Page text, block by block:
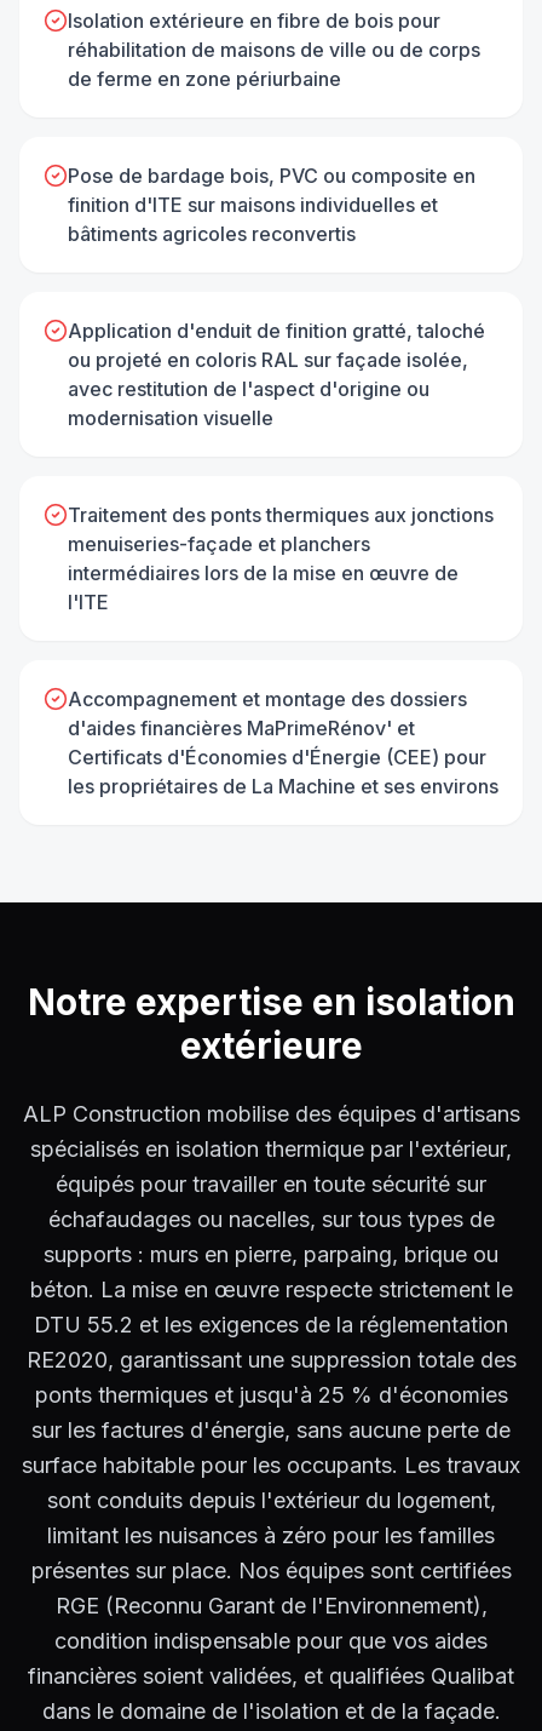
Isolation extérieure en fibre de bois pour
réhabilitation de maisons de ville ou de corps
de ferme en zone périurbaine
Pose de bardage bois, PVC ou composite en
finition d'ITE sur maisons individuelles et
bâtiments agricoles reconvertis
Application d'enduit de finition gratté, taloché
ou projeté en coloris RAL sur façade isolée,
avec restitution de l'aspect d'origine ou
modernisation visuelle
Traitement des ponts thermiques aux jonctions
menuiseries-façade et planchers
intermédiaires lors de la mise en œuvre de
l'ITE
Accompagnement et montage des dossiers
d'aides financières MaPrimeRénov' et
Certificats d'Économies d'Énergie (CEE) pour
les propriétaires de La Machine et ses environs
Notre expertise en isolation
extérieure
ALP Construction mobilise des équipes d'artisans
spécialisés en isolation thermique par l'extérieur,
équipés pour travailler en toute sécurité sur
échafaudages ou nacelles, sur tous types de
supports : murs en pierre, parpaing, brique ou
béton. La mise en œuvre respecte strictement le
DTU 55.2 et les exigences de la réglementation
RE2020, garantissant une suppression totale des
ponts thermiques et jusqu'à 25 % d'économies
sur les factures d'énergie, sans aucune perte de
surface habitable pour les occupants. Les travaux
sont conduits depuis l'extérieur du logement,
limitant les nuisances à zéro pour les familles
présentes sur place. Nos équipes sont certifiées
RGE (Reconnu Garant de l'Environnement),
condition indispensable pour que vos aides
financières soient validées, et qualifiées Qualibat
dans le domaine de l'isolation et de la façade.